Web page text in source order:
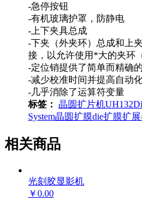
-急停按钮
-有机玻璃护罩，防静电
-上下夹具总成
-下夹（外夹环）总成和上
接，以允许使用*大的夹环
-定位销提供了简单而精确
-减少校准时间并提高自动
-几乎消除了运算符变量
标签： 晶圆扩片机UH132
System晶圆扩膜die扩膜扩
相关商品
光刻胶显影机
￥0.00